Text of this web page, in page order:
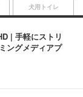
| 手軽にストリ
ングメディアプ
犬用トイレ